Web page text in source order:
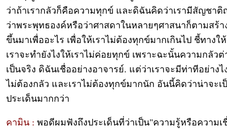
ว่าถ้าเรากลัวก็คือความทุกข์ และดิฉันคิดว่าเรามีสัญชา
ว่าพระพุทธองค์หรือว่าศาสดาในหลายๆศาสนาก็ตามสร้
ขึ้นมาเพื่ออะไร เพื่อให้เราไม่ต้องทุกข์มากเกินไป ชี้ทางให้
เราจะทำยังไงให้เราไม่ค่อยทุกข์ เพราะฉะนั้นความกลัว
เป็นจริง ดิฉันเชื่ออย่างอาจารย์. แต่ว่าเราจะมีท่าทีอย่างไ
ไม่ต้องกลัว และเราไม่ต้องทุกข์มากนัก อันนี้คิดว่าน่าจะเ
ประเด็นมากกว่า
คามิน : พอดีผมฟังถึงประเด็นที่ว่าเป็น"ความรู้หรือความเ